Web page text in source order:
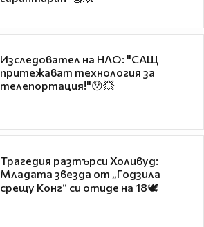
Изследовател на НЛО: "САЩ
притежават технология за
телепортация!"😯💥
Трагедия разтърси Холивуд:
Младата звезда от „Годзила
срещу Конг“ си отиде на 18🕊️